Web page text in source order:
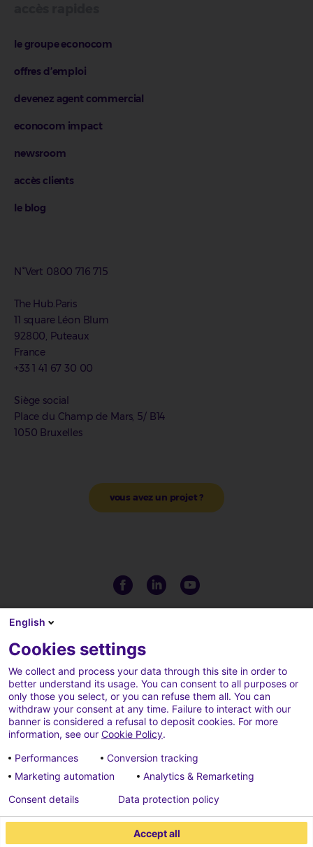
le groupe econocom
offres d’emploi
devenez agent commercial
econocom impact
newsroom
accès clients
le blog
N°Vert 0800 716 715
The Hub.Paris
11 square Léon Blum
92800, Puteaux
France
+33 1 41 67 30 00
Siège social
Place du Champ de Mars, 5/ B14
1050 Bruxelles
vous avez un projet ?
CGU
Politique de gestion des
Paramètre des cookies Crédits
Politique de protection des
English
Cookies settings
We collect and process your data through this site in order to
better understand its usage. You can consent to all purposes or
only those you select, or you can refuse them all. You can
withdraw your consent at any time. Failure to interact with our
banner is considered a refusal to deposit cookies. For more
information, see our Cookie Policy.
Performances
Conversion tracking
Marketing automation
Analytics & Remarketing
Accept all
Consent details Data protection policy